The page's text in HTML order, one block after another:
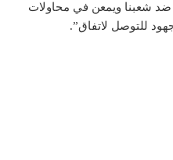
ضد شعبنا ويمعن في محاولات
للتوصل لاتفاق”.